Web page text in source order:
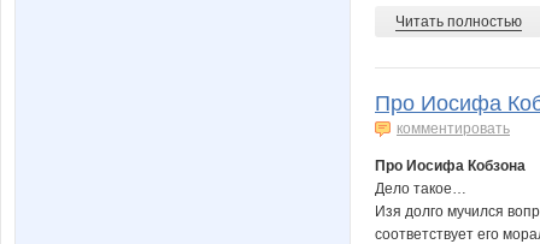
Читать полностью
Про Иосифа
комментировать
Про Иосифа Кобзона
Дело такое…
Изя долго мучился
соответствует его